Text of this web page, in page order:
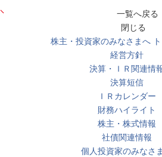
一覧へ戻る
閉じる
株主・投資家のみなさまへ
経営方針
決算・ＩＲ関連情
決算短信
ＩＲカレンダー
財務ハイライト
株主・株式情報
社債関連情報
個人投資家のみなさ